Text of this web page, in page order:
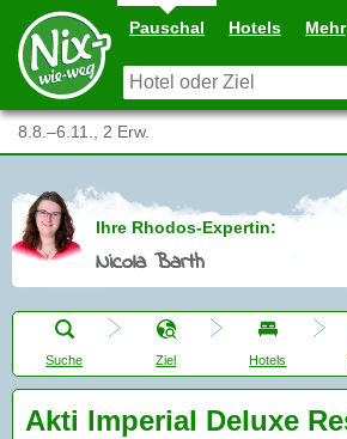
Pauschal Hotels Mehr
8.8.–6.11., 2 Erw.
Ihre Rhodos-Expertin:
Nicola Barth
Suche Ziel Hotels
Akti Imperial Deluxe